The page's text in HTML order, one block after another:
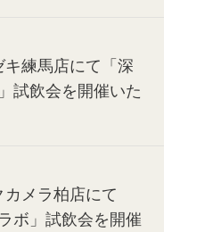
練馬店にて「深
試飲会を開催いた
メラ柏店にて
ボ」試飲会を開催